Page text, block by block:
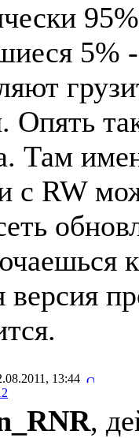
5%
Опять
Там
с RW
версия
13:44
,